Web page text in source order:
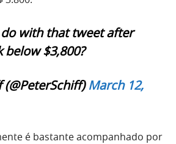
with that tweet after
below $3,800?
March 12,
é bastante acompanhado por